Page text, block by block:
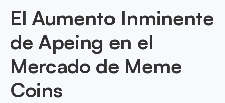
El Aumento Inminente
de Apeing en el
Mercado de Meme
Coins